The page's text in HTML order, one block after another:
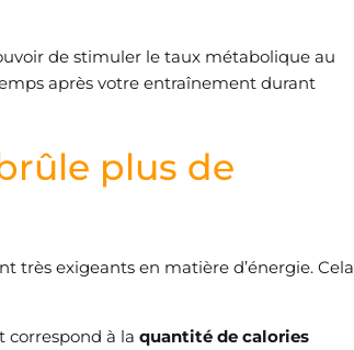
de stimuler le taux métabolique au
après votre entraînement durant
plus de
très exigeants en matière d’énergie. Cela
correspond à la quantité de calories